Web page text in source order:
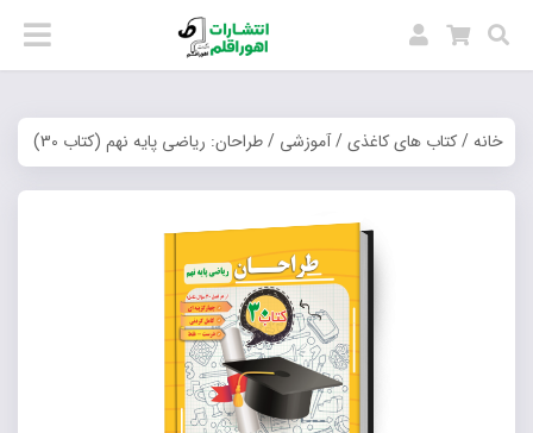
خانه/کتاب های کاغذی/آموزشی / طراحان: ریاضی پایه نهم (کتاب 30)